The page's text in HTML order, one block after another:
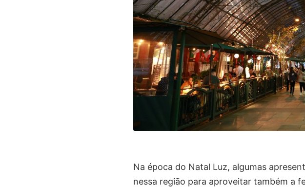
Na época do Natal Luz, algumas
nessa região para aproveitar também a